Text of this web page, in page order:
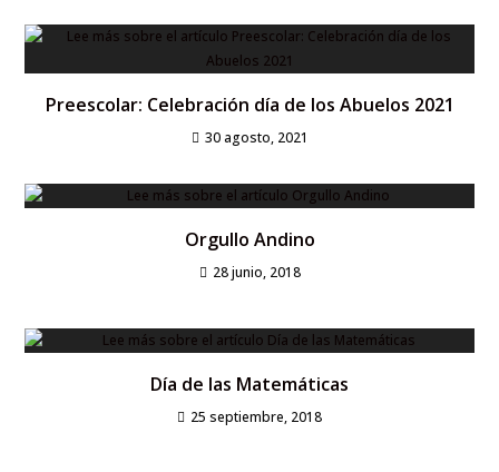
Preescolar: Celebración día de los Abuelos 2021
30 agosto, 2021
Orgullo Andino
28 junio, 2018
Día de las Matemáticas
25 septiembre, 2018